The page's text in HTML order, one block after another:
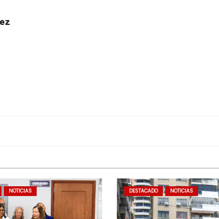
NOTICIAS DESTACADO NOTICIAS